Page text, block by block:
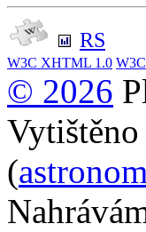
RS
W3C XHTML 1.0 W3C
© 2026
(